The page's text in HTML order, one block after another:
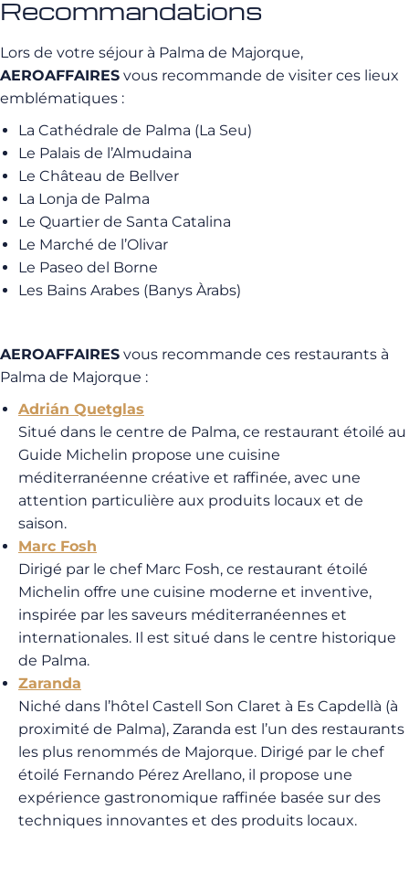
Recommandations
Lors de votre séjour à Palma de Majorque,
AEROAFFAIRES vous recommande de visiter ces lieux
emblématiques :
La Cathédrale de Palma (La Seu)
Le Palais de l’Almudaina
Le Château de Bellver
La Lonja de Palma
Le Quartier de Santa Catalina
Le Marché de l’Olivar
Le Paseo del Borne
Les Bains Arabes (Banys Àrabs)
AEROAFFAIRES vous recommande ces restaurants à
Palma de Majorque :
Adrián Quetglas
Situé dans le centre de Palma, ce restaurant étoilé au
Guide Michelin propose une cuisine
méditerranéenne créative et raffinée, avec une
attention particulière aux produits locaux et de
saison.
Marc Fosh
Dirigé par le chef Marc Fosh, ce restaurant étoilé
Michelin offre une cuisine moderne et inventive,
inspirée par les saveurs méditerranéennes et
internationales. Il est situé dans le centre historique
de Palma.
Zaranda
Niché dans l’hôtel Castell Son Claret à Es Capdellà (à
proximité de Palma), Zaranda est l’un des restaurants
les plus renommés de Majorque. Dirigé par le chef
étoilé Fernando Pérez Arellano, il propose une
expérience gastronomique raffinée basée sur des
techniques innovantes et des produits locaux.